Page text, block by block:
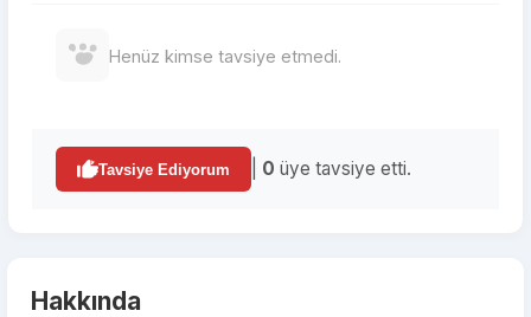
Henüz kimse tavsiye etmedi.
Tavsiye Ediyorum 0 üye tavsiye etti.
Hakkında